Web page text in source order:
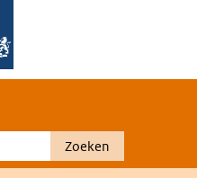
Zoeken